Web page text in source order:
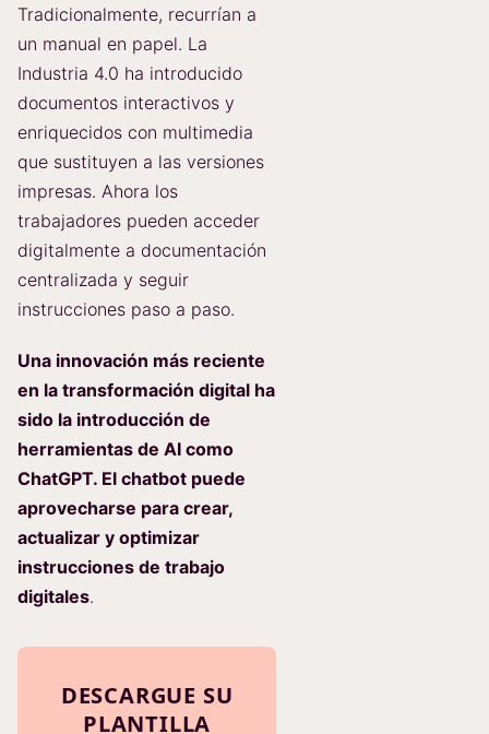
Tradicionalmente, recurrían a
un manual en papel. La
Industria 4.0 ha introducido
documentos interactivos y
enriquecidos con multimedia
que sustituyen a las versiones
impresas. Ahora los
trabajadores pueden acceder
digitalmente a documentación
centralizada y seguir
instrucciones paso a paso.
Una innovación más reciente
en la transformación digital ha
sido la introducción de
herramientas de AI como
ChatGPT. El chatbot puede
aprovecharse para crear,
actualizar y optimizar
instrucciones de trabajo
digitales.
DESCARGUE SU
PLANTILLA